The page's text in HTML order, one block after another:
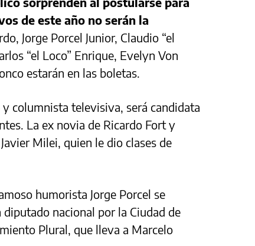
de este año no serán la
Jorge Porcel Junior, Claudio “el
“el Loco” Enrique, Evelyn Von
estarán en las boletas.
y columnista televisiva, será candidata
La ex novia de Ricardo Fort y
Milei, quien le dio clases de
humorista Jorge Porcel se
nacional por la Ciudad de
Plural, que lleva a Marcelo